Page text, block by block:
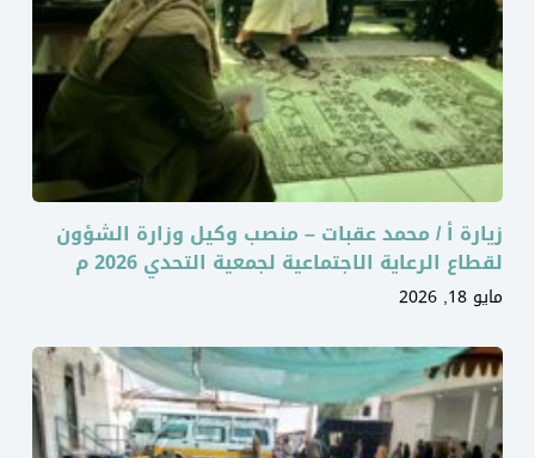
زيارة أ / محمد عقبات – منصب وكيل وزارة الشؤون
لقطاع الرعاية الاجتماعية لجمعية التحدي 2026 م
مايو 18, 2026